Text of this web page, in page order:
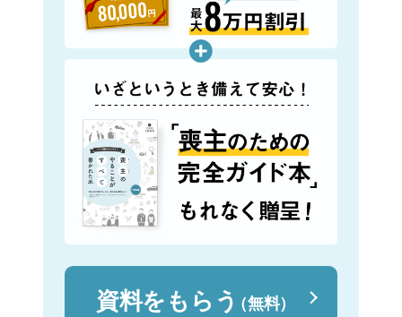
資料をもらう（無料）